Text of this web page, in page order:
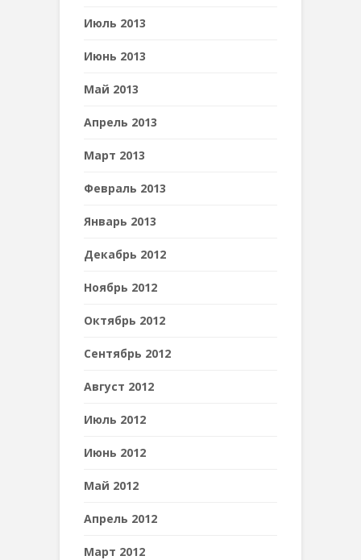
Июль 2013
Июнь 2013
Май 2013
Апрель 2013
Март 2013
Февраль 2013
Январь 2013
Декабрь 2012
Ноябрь 2012
Октябрь 2012
Сентябрь 2012
Август 2012
Июль 2012
Июнь 2012
Май 2012
Апрель 2012
Март 2012